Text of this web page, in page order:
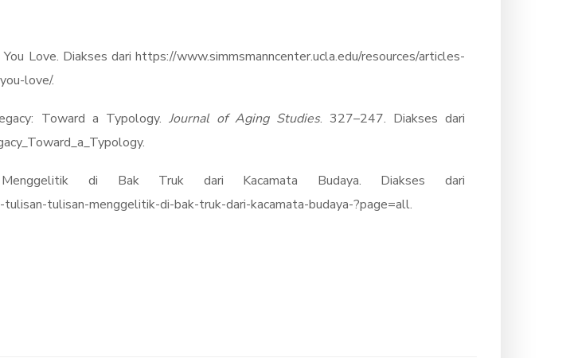
Love. Diakses dari https://www.simmsmanncenter.ucla.edu/resources/articles-
love/.
Toward a Typology. Journal of Aging Studies. 327–247. Diakses dari
di Bak Truk dari Kacamata Budaya. Diakses dari
tulisan-menggelitik-di-bak-truk-dari-kacamata-budaya-?page=all.